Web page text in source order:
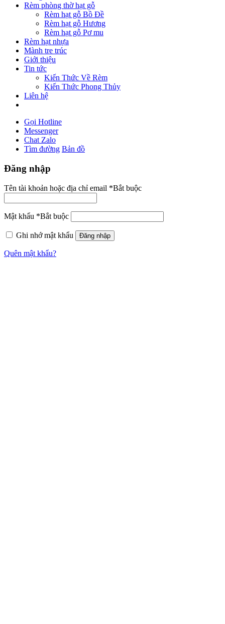
Rèm phòng thờ hạt gỗ
Rèm hạt gỗ Bồ Đề
Rèm hạt gỗ Hương
Rèm hạt gỗ Pơ mu
Rèm hạt nhựa
Mành tre trúc
Giới thiệu
Tin tức
Kiến Thức Về Rèm
Kiến Thức Phong Thủy
Liên hệ
Gọi Hotline
Messenger
Chat Zalo
Tìm đường Bản đồ
Đăng nhập
Tên tài khoản hoặc địa chỉ email *Bắt buộc
Mật khẩu *Bắt buộc
Ghi nhớ mật khẩu Đăng nhập
Quên mật khẩu?